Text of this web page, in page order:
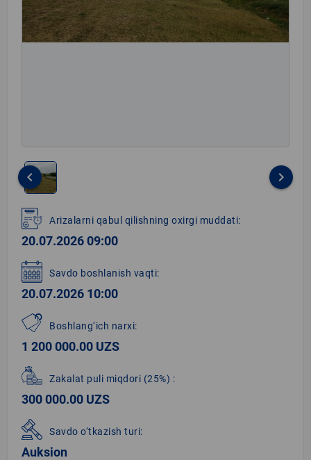
1
of
1
keyboard_arrow_left keyboard_arrow_right
Arizalarni qabul qilishning oxirgi muddati:
20.07.2026 09:00
Savdo boshlanish vaqti:
20.07.2026 10:00
Boshlang‘ich narxi:
1 200 000.00 UZS
Zakalat puli miqdori (25%) :
300 000.00 UZS
Savdo o‘tkazish turi:
Auksion